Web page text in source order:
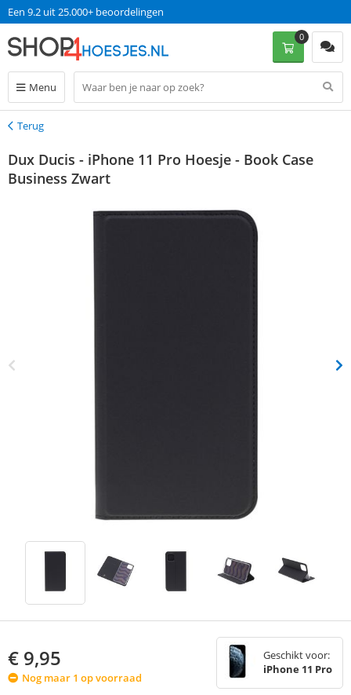
Een 9.2 uit 25.000+ beoordelingen
Menu
0
Terug
Terug
Dux Ducis - iPhone 11 Pro Hoesje - Book Case
Business Zwart
€ 9,95
Nog maar 1 op voorraad
Geschikt voor:
iPhone 11 Pro